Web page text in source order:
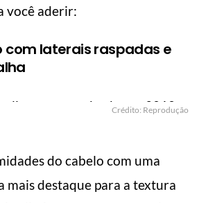
você aderir:
com laterais raspadas e
Crédito: Reprodução
do cabelo com uma
mais destaque para a textura